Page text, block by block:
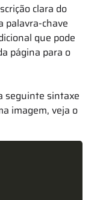
clara do
palavra-chave
que pode
página para o
seguinte sintaxe
imagem, veja o